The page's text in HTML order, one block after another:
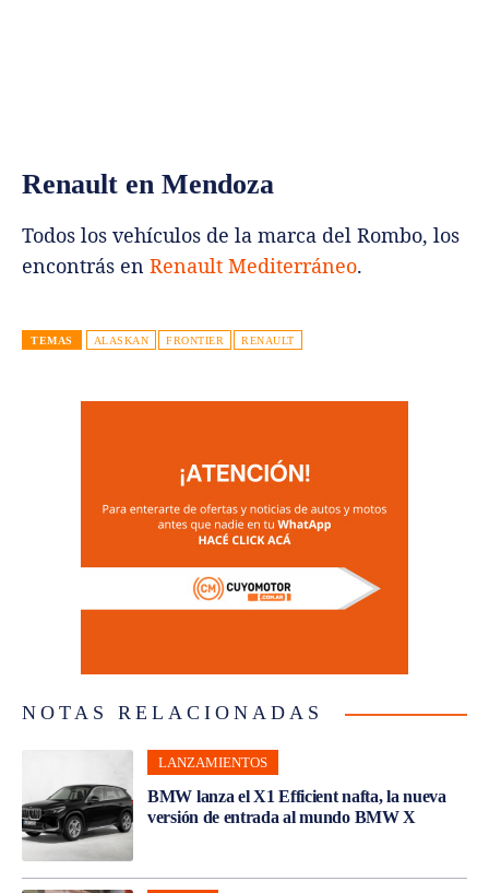
Renault en Mendoza
Todos los vehículos de la marca del Rombo, los
encontrás en Renault Mediterráneo.
TEMAS ALASKAN FRONTIER RENAULT
NOTAS RELACIONADAS
LANZAMIENTOS
BMW lanza el X1 Efficient nafta, la nueva
versión de entrada al mundo BMW X